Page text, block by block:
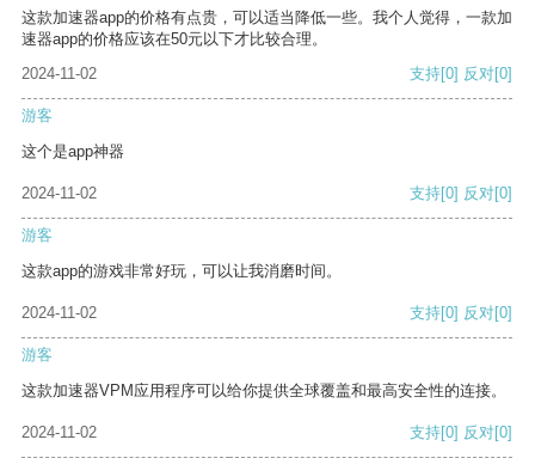
这款加速器app的价格有点贵，可以适当降低一些。我个人觉得，一款加
速器app的价格应该在50元以下才比较合理。
2024-11-02
支持[0] 反对[0]
游客
这个是app神器
2024-11-02 支持[0] 反对[0]
游客
这款app的游戏非常好玩，可以让我消磨时间。
2024-11-02 支持[0] 反对[0]
游客
这款加速器VPM应用程序可以给你提供全球覆盖和最高安全性的连接。
2024-11-02 支持[0] 反对[0]